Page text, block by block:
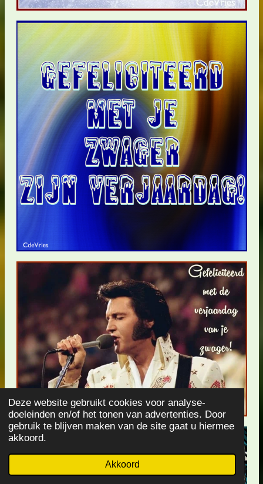
Deze website gebruikt cookies voor analyse-
doeleinden en/of het tonen van advertenties. Door
gebruik te blijven maken van de site gaat u hiermee
akkoord.
Akkoord